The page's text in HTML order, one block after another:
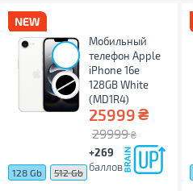
Мобильный
телефон Apple
iPhone 16e
128GB White
(MD1R4)
25999₴
29999 ₴
+269
баллов
128 Gb 512 Gb